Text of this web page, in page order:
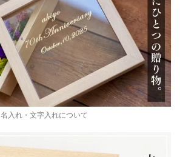
名入れ・文字入れについて